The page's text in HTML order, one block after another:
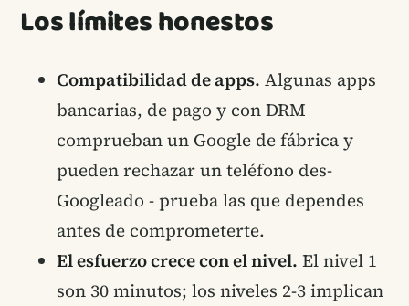
Los límites honestos
Compatibilidad de apps. Algunas apps
bancarias, de pago y con DRM
comprueban un Google de fábrica y
pueden rechazar un teléfono des-
Googleado - prueba las que dependes
antes de comprometerte.
El esfuerzo crece con el nivel. El nivel 1
son 30 minutos; los niveles 2-3 implican